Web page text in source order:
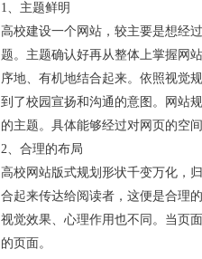
1、主题鲜明
高校建设一个网站，较主要是想经
题。主题确认好再从整体上掌握网
序地、有机地结合起来。依照视觉
到了校园宣扬和沟通的意图。网站
的主题。具体能够经过对网页的空
2、合理的布局
高校网站版式规划形状千变万化，
合起来传达给阅读者，这便是合理
视觉效果、心理作用也不同。当页
的页面。